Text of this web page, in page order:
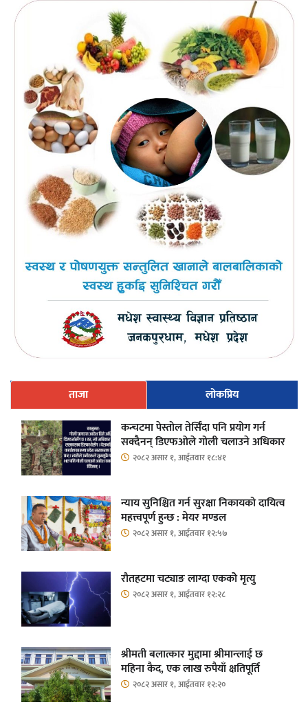
ताजा
लोकप्रिय
कन्चटमा पेस्तोल तेर्सिँदा पनि प्रयोग गर्न
सक्दैनन् डिएफओले गोली चलाउने अधिकार
२०८२ असार १, आईतवार १८:४१
न्याय सुनिश्चित गर्न सुरक्षा निकायको दायित्व
महत्त्वपूर्ण हुन्छ : मेयर मण्डल
२०८२ असार १, आईतवार १२:५७
रौतहटमा चट्याङ लाग्दा एककोे मृत्यु
२०८२ असार १, आईतवार १२:२८
श्रीमती बलात्कार मुद्दामा श्रीमान्लाई छ
महिना कैद, एक लाख रुपैयाँ क्षतिपूर्ति
२०८२ असार १, आईतवार १२:२०